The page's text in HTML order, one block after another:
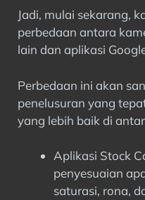
Jadi, mulai sekarang,
perbedaan antara
lain dan aplikasi
Perbedaan ini akan
penelusuran yang
yang lebih baik di
Aplikasi Stock
penyesuaian
saturasi, rona,